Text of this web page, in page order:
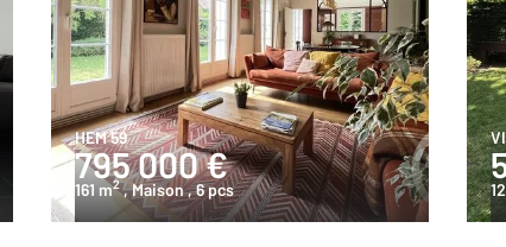
HEM 59
795 000 €
161 m2 , Maison, 6 pcs